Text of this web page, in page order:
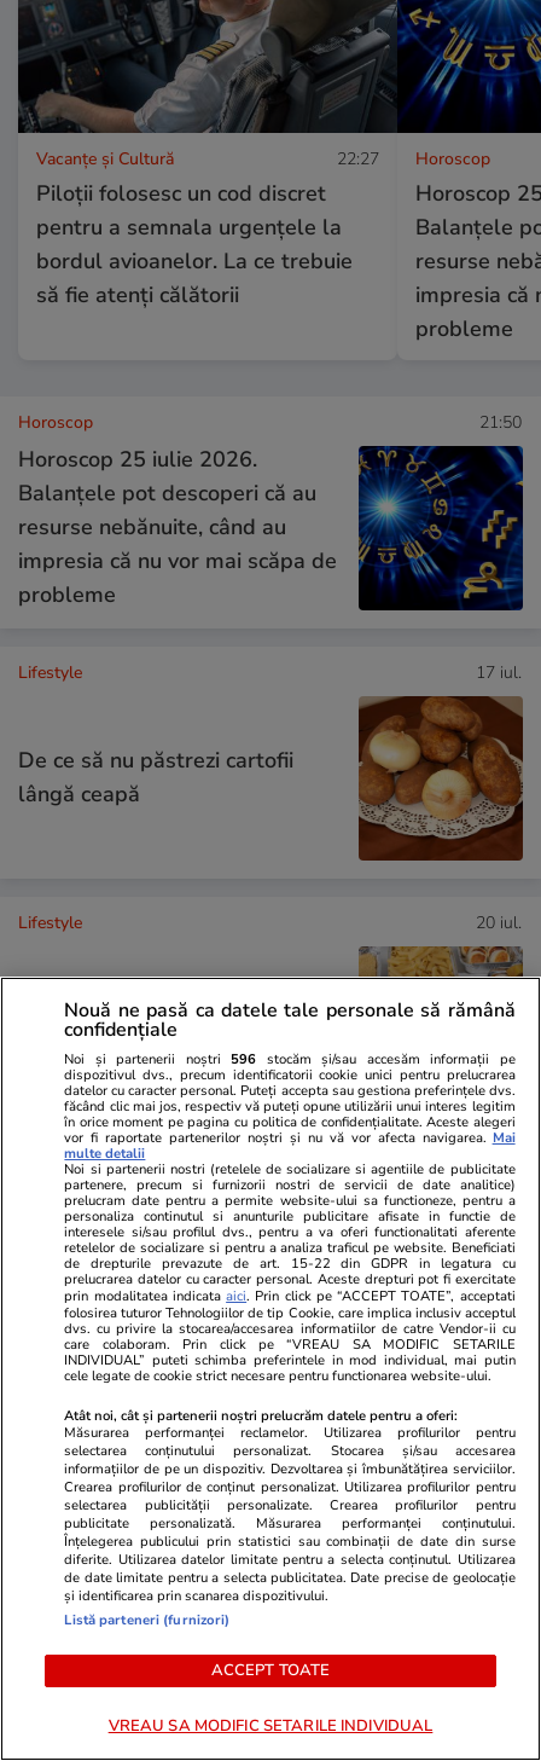
Vacanțe și Cultură 22:27
Piloții folosesc un cod discret
pentru a semnala urgențele la
bordul avioanelor. La ce trebuie
să fie atenți călătorii
Horoscop
Horoscop
Balanțele
resurse
impresia că
probleme
Horoscop 21:50
Horoscop 25 iulie 2026.
Balanțele pot descoperi că au
resurse nebănuite, când au
impresia că nu vor mai scăpa de
probleme
Lifestyle 17 iul.
De ce să nu păstrezi cartofii
lângă ceapă
Lifestyle 20 iul.
poate simplifica mesele
săptămânale
Lifestyle 20 iul.
Ce este agar-agar și cum se
utilizează
LiveText
Știri România 22:35
Prima dronă doborâtă în spațiul
aerian românesc de un pilot
român de F-16. Resturile
rachetei de interceptare și ale
dronei au fost găsite
Resturile dronei doborâte la
Nouă ne pasă ca datele tale personale să rămână
confidențiale
Noi și partenerii noștri 596 stocăm și/sau accesăm informații pe
dispozitivul dvs., precum identificatorii cookie unici pentru prelucrarea
datelor cu caracter personal. Puteți accepta sau gestiona preferințele dvs.
făcând clic mai jos, respectiv vă puteți opune utilizării unui interes legitim
în orice moment pe pagina cu politica de confidențialitate. Aceste alegeri
vor fi raportate partenerilor noștri și nu vă vor afecta navigarea. Mai
multe detalii
Noi si partenerii nostri (retelele de socializare si agentiile de publicitate
partenere, precum si furnizorii nostri de servicii de date analitice)
prelucram date pentru a permite website-ului sa functioneze, pentru a
personaliza continutul si anunturile publicitare afisate in functie de
interesele si/sau profilul dvs., pentru a va oferi functionalitati aferente
retelelor de socializare si pentru a analiza traficul pe website. Beneficiati
de drepturile prevazute de art. 15-22 din GDPR in legatura cu
prelucrarea datelor cu caracter personal. Aceste drepturi pot fi exercitate
prin modalitatea indicataaici. Prin click pe “ACCEPT TOATE”, acceptati
folosirea tuturor Tehnologiilor de tip Cookie, care implica inclusiv acceptul
dvs. cu privire la stocarea/accesarea informatiilor de catre Vendor-ii cu
care colaboram. Prin click pe “VREAU SA MODIFIC SETARILE
INDIVIDUAL” puteti schimba preferintele in mod individual, mai putin
cele legate de cookie strict necesare pentru functionarea website-ului.
Atât noi, cât și partenerii noștri prelucrăm datele pentru a oferi:
Măsurarea performanței reclamelor. Utilizarea profilurilor pentru
selectarea conținutului personalizat. Stocarea și/sau accesarea
informațiilor de pe un dispozitiv. Dezvoltarea și îmbunătățirea serviciilor.
Crearea profilurilor de conținut personalizat. Utilizarea profilurilor pentru
selectarea publicității personalizate. Crearea profilurilor pentru
publicitate personalizată. Măsurarea performanței conținutului.
Înțelegerea publicului prin statistici sau combinații de date din surse
diferite. Utilizarea datelor limitate pentru a selecta conținutul. Utilizarea
de date limitate pentru a selecta publicitatea. Date precise de geolocație
și identificarea prin scanarea dispozitivului.
Listă parteneri (furnizori)
ACCEPT TOATE
VREAU SA MODIFIC SETARILE INDIVIDUAL